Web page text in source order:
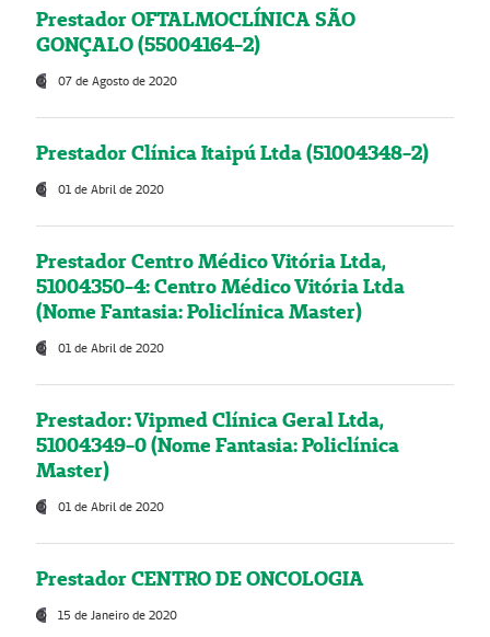
Prestador OFTALMOCLÍNICA SÃO
GONÇALO (55004164-2)
07 de Agosto de 2020
Prestador Clínica Itaipú Ltda (51004348-2)
01 de Abril de 2020
Prestador Centro Médico Vitória Ltda,
51004350-4: Centro Médico Vitória Ltda
(Nome Fantasia: Policlínica Master)
01 de Abril de 2020
Prestador: Vipmed Clínica Geral Ltda,
51004349-0 (Nome Fantasia: Policlínica
Master)
01 de Abril de 2020
Prestador CENTRO DE ONCOLOGIA
15 de Janeiro de 2020